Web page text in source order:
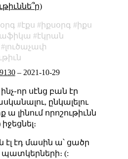
էքս իքսօրգ
իքս
էկրան
լուծաչափ
– 2021-10-29
սէնց բան էր
ընկալելու
լինում որոշութիւնն
էդ մասին ա՝ ցածր
պատկերների։ (: